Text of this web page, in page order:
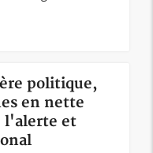
politique,
en nette
l'alerte et